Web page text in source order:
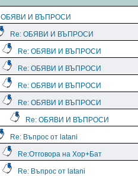
ОБЯВИ И ВЪПРОСИ
Re: ОБЯВИ И ВЪПРОСИ
Re: ОБЯВИ И ВЪПРОСИ
Re: ОБЯВИ И ВЪПРОСИ
Re: ОБЯВИ И ВЪПРОСИ
Re: ОБЯВИ И ВЪПРОСИ
Re: ОБЯВИ И ВЪПРОСИ
Re: Въпрос от latani
Re:Отговора на Хор+Бат
Re: Въпрос от latani